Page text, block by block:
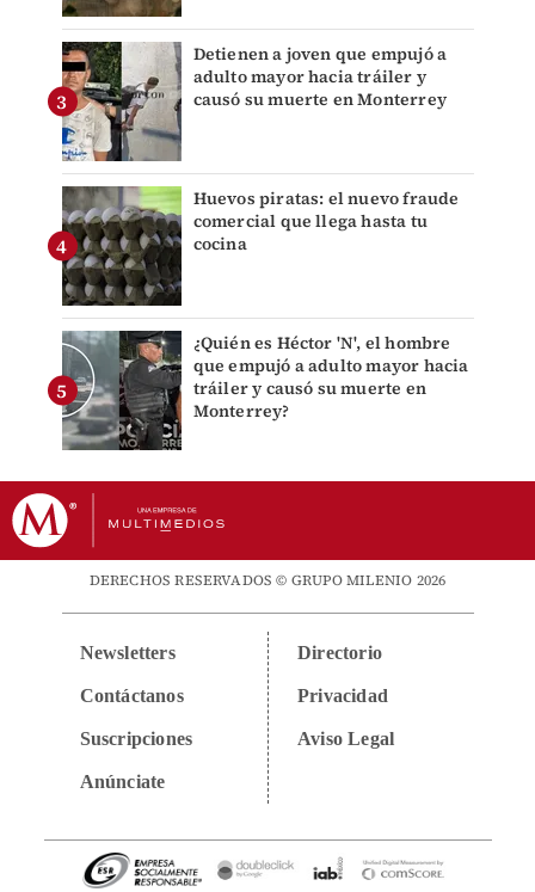
Detienen a joven que empujó a
adulto mayor hacia tráiler y
causó su muerte en Monterrey
Huevos piratas: el nuevo fraude
comercial que llega hasta tu
cocina
¿Quién es Héctor 'N', el hombre
que empujó a adulto mayor hacia
tráiler y causó su muerte en
Monterrey?
DERECHOS RESERVADOS © GRUPO MILENIO 2026
Newsletters
Contáctanos
Suscripciones
Anúnciate
Directorio
Privacidad
Aviso Legal